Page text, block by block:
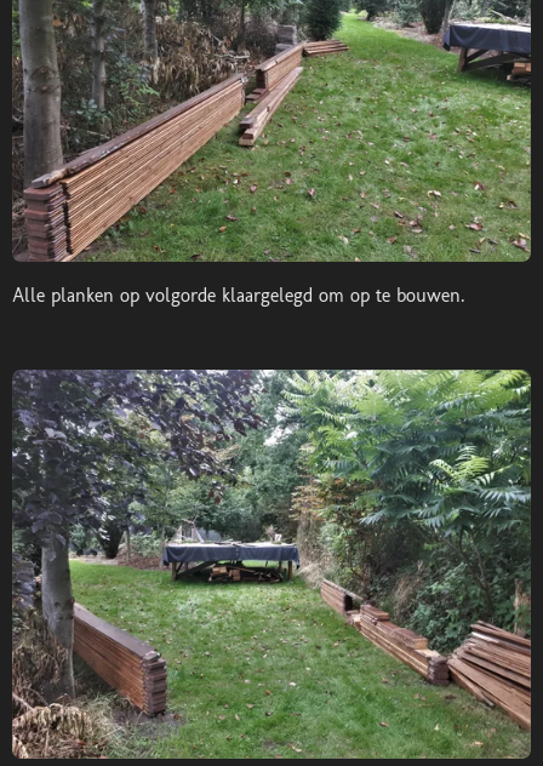
Alle planken op volgorde klaargelegd om op te bouwen.